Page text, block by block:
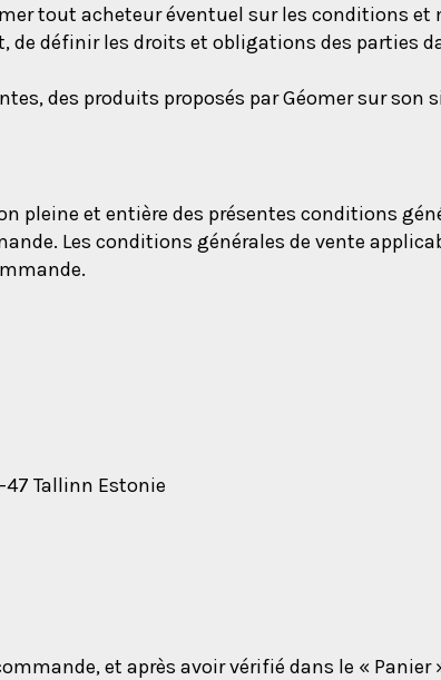
tout acheteur éventuel sur les conditions et
définir les droits et obligations des parties
des produits proposés par Géomer sur
et entière des présentes conditions
Les conditions générales de vente
Tallinn Estonie
et après avoir vérifié dans le «